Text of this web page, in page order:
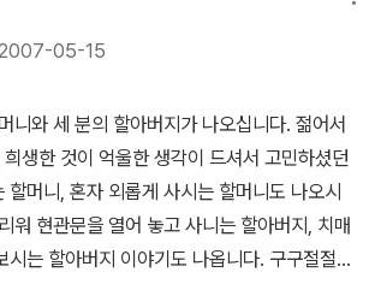
대로 하고 있지 못해서 이 책을 읽는 동안 많
요. 온 정성으로 자식을 기르느라 이제는 기운
군데 생겨버린 우리 부모님들의 쓸쓸하고 무
수 있도록 자식 된 도리를 다 해야 할 것입니
을 읽고 조금이나마 할아버지, 할머니의 그동
복한 삶을 찾아드려야 함을 알아주었으면 좋
섯 편의 짧은 동화들이지만 아주 많은 생각을
다. 이용포 작가의 가족사랑에 대한 따스한 마
의 손자인양 즐겁고 돌봐주고 싶지만 아이들
있는 노인으로 비쳐지기에 공손하게 대하지 않
하고 다정한 이웃으로 지내야 함을 함께 읽
두 번째 이야기인 <태진아 팬클럽 회장님>에
보면서는 부산에 계신 나의 시어머니생각이
이신데 집에서도 언제나 화장을 하고 계시는
가수 팬클럽 회장만 안하신다 뿐이지 마치 이
의 모습과 같다. 8남매를 키운 우리 어머니처
할머니의 색다른 변신은 손녀인 나에게 충격
라기보다는 어머니로서 아내로서 무조건 가슴
왔던 할머니가 막내를 결혼시키고는 이혼하
결론지어졌다. 이혼대신에 할머니가 남은 생
다 하며 살겠다고 말이다. 태진아 팬 클럽의
차고 빨간색 립스틱도 칠하고 노래를 따라 부
인 수강과 운전까지 하신다. 할머니의 반란에
는 고아원 봉사를 하는 모습의 할머니를 보며
05-15
니와 세 분의 할아버지가 나오십니다. 젊어서
생한 것이 억울한 생각이 드셔서 고민하셨던
할머니, 혼자 외롭게 사시는 할머니도 나오시
워 현관문을 열어 놓고 사니는 할아버지, 치매
시는 할아버지 이야기도 나옵니다. 구구절절한